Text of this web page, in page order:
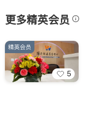
建筑装修
养老
更多精英会员
5
精英会员